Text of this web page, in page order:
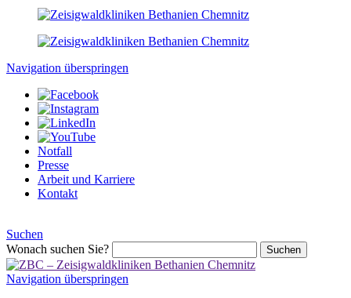
Navigation überspringen
Notfall
Presse
Arbeit und Karriere
Kontakt
Suchen
Wonach suchen Sie?
Suchen
Navigation überspringen